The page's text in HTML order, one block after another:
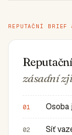
REPUTAČNÍ
zásadní
01
02